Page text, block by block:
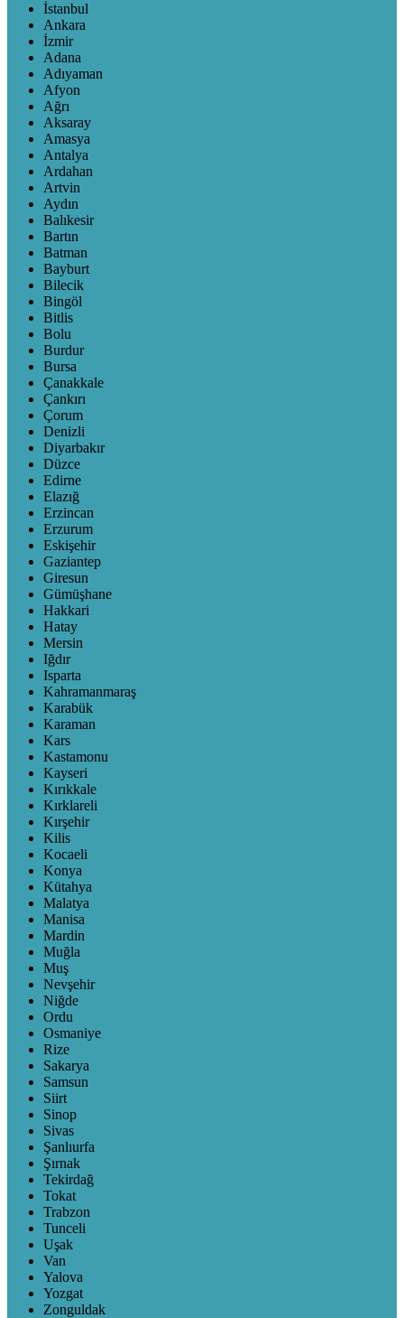
İstanbul
Ankara
İzmir
Adana
Adıyaman
Afyon
Ağrı
Aksaray
Amasya
Antalya
Ardahan
Artvin
Aydın
Balıkesir
Bartın
Batman
Bayburt
Bilecik
Bingöl
Bitlis
Bolu
Burdur
Bursa
Çanakkale
Çankırı
Çorum
Denizli
Diyarbakır
Düzce
Edirne
Elazığ
Erzincan
Erzurum
Eskişehir
Gaziantep
Giresun
Gümüşhane
Hakkari
Hatay
Mersin
Iğdır
Isparta
Kahramanmaraş
Karabük
Karaman
Kars
Kastamonu
Kayseri
Kırıkkale
Kırklareli
Kırşehir
Kilis
Kocaeli
Konya
Kütahya
Malatya
Manisa
Mardin
Muğla
Muş
Nevşehir
Niğde
Ordu
Osmaniye
Rize
Sakarya
Samsun
Siirt
Sinop
Sivas
Şanlıurfa
Şırnak
Tekirdağ
Tokat
Trabzon
Tunceli
Uşak
Van
Yalova
Yozgat
Zonguldak